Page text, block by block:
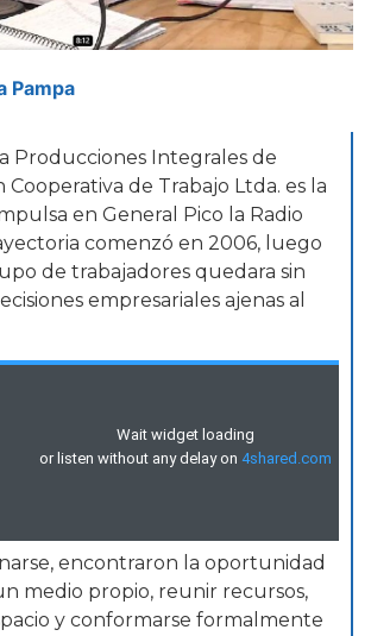
Pampa
Producciones Integrales de
Cooperativa de Trabajo Ltda. es la
en General Pico la Radio
comenzó en 2006, luego
de trabajadores quedara sin
empresariales ajenas al
encontraron la oportunidad
medio propio, reunir recursos,
y conformarse formalmente